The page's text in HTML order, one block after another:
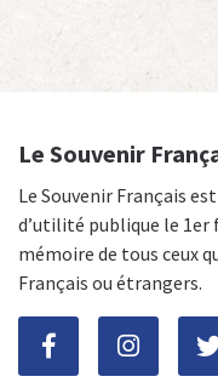
Le Souvenir
Le Souvenir Français
d’utilité publique le 1er
mémoire de tous ceux
Français ou étrangers.